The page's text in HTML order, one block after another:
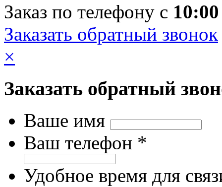
Заказ по телефону с 10:00
Заказать обратный звонок
×
Заказать обратный
Ваше имя
Ваш телефон *
Удобное время для